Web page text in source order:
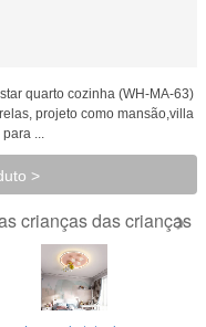
quarto cozinha (WH-MA-63)
projeto como mansão,villa
...
>
crianças das crianças